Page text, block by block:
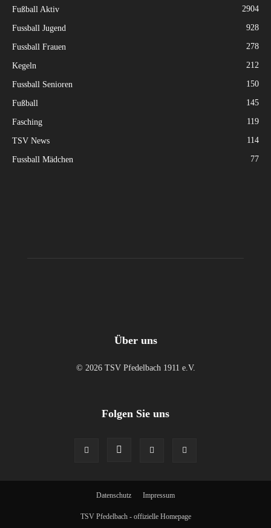
Fußball Aktiv 2904
Fussball Jugend 928
Fussball Frauen 278
Kegeln 212
Fussball Senioren 150
Fußball 145
Fasching 119
TSV News 114
Fussball Mädchen 77
Über uns
© 2026 TSV Pfedelbach 1911 e.V.
Folgen Sie uns
Datenschutz Impressum
TSV Pfedelbach - offizielle Homepage